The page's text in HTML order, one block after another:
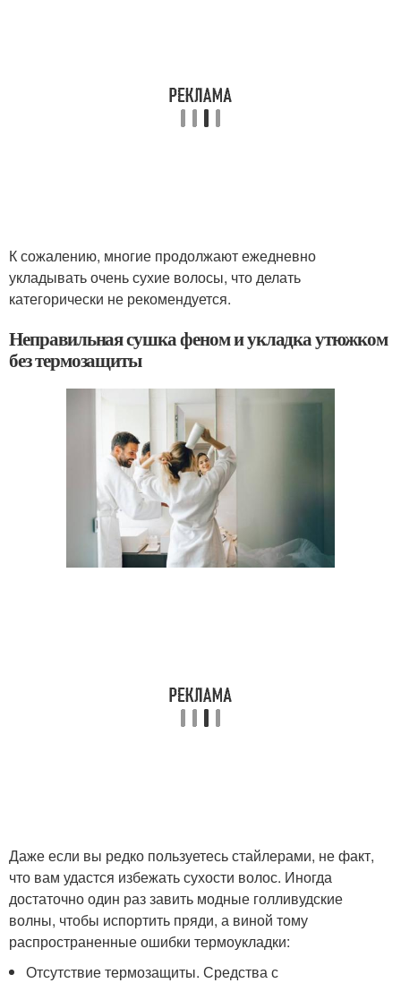
К сожалению, многие продолжают ежедневно
укладывать очень сухие волосы, что делать
категорически не рекомендуется.
Неправильная сушка феном и укладка утюжком
без термозащиты
Даже если вы редко пользуетесь стайлерами, не факт,
что вам удастся избежать сухости волос. Иногда
достаточно один раз завить модные голливудские
волны, чтобы испортить пряди, а виной тому
распространенные ошибки термоукладки:
Отсутствие термозащиты. Средства с